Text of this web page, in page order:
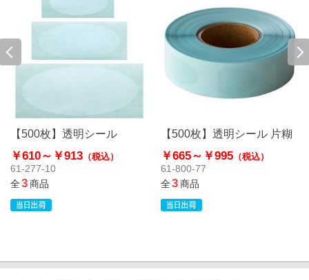
【500枚】透明シール
￥610～ ￥913 （税込）
61-277-10
全3商品
【500枚】透明シール 片糊
￥665～ ￥995 （税込）
61-800-77
全3商品